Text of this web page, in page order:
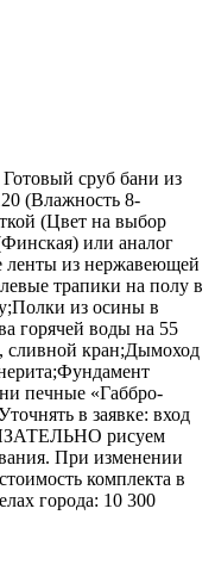
сруб бани из
(Влажность 8-
(Цвет на выбор
или аналог
ленты из нержавеющей
трапики на полу в
из осины в
горячей воды на 55
сливной кран;Дымоход
печные «Габбро-
в заявке: вход
рисуем
При изменении
комплекта в
города: 10 300